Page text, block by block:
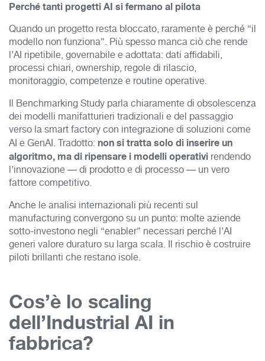
Perché tanti progetti AI si fermano al pilota
Quando un progetto resta bloccato, raramente è perché “il
modello non funziona”. Più spesso manca ciò che rende
l’AI ripetibile, governabile e adottata: dati affidabili,
processi chiari, ownership, regole di rilascio,
monitoraggio, competenze e routine operative.
Il Benchmarking Study parla chiaramente di obsolescenza
dei modelli manifatturieri tradizionali e del passaggio
verso la smart factory con integrazione di soluzioni come
AI e GenAI. Tradotto: non si tratta solo di inserire un
algoritmo, ma di ripensare i modelli operativi rendendo
l’innovazione — di prodotto e di processo — un vero
fattore competitivo.
Anche le analisi internazionali più recenti sul
manufacturing convergono su un punto: molte aziende
sotto-investono negli “enabler” necessari perché l’AI
generi valore duraturo su larga scala. Il rischio è costruire
piloti brillanti che restano isole.
Cos’è lo scaling
dell’Industrial AI in
fabbrica?